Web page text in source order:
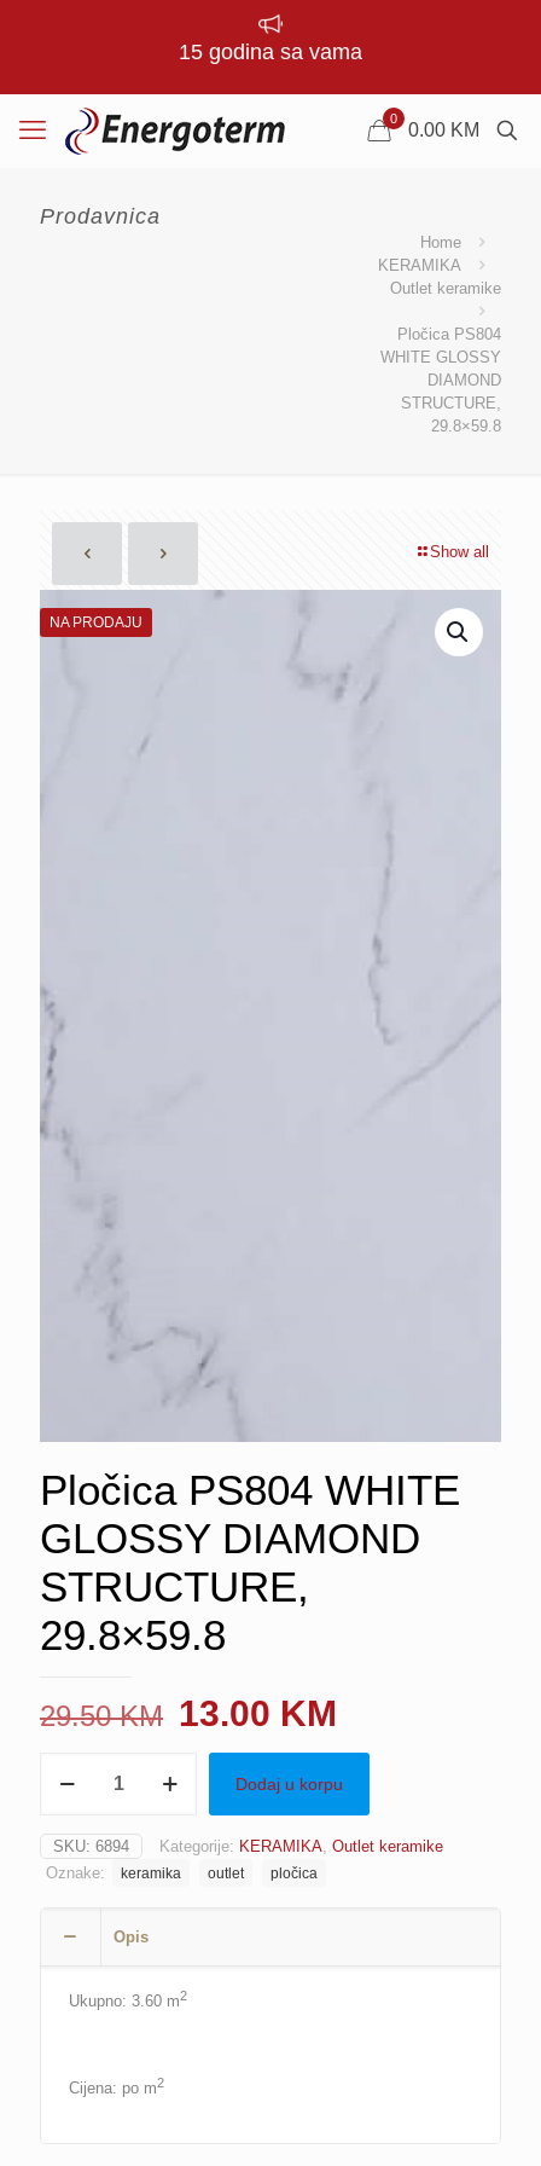
15 godina sa vama
0
0.00 KM
Prodavnica
Home
KERAMIKA
Outlet keramike
Pločica PS804
WHITE GLOSSY
DIAMOND
STRUCTURE,
29.8×59.8
Show all
NA PRODAJU
Pločica PS804 WHITE
GLOSSY DIAMOND
STRUCTURE,
29.8×59.8
29.50KM Original
price
was:
29.50 KM.
13.00 KM
price
is:
13.00 KM.
PS804
GLOSSY
DIAMOND
STRUCTURE,
Dodaj u korpu
SKU: 6894 Kategorije: KERAMIKA, Outlet keramike
Oznake:
keramika outlet pločica
Opis
Ukupno: 3.60 m2
Cijena: po m2